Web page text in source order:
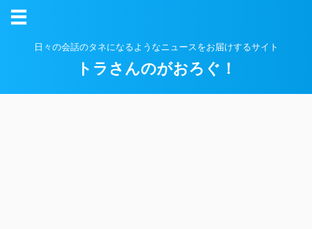
日々の会話のタネになるようなニュースをお届けするサイト
トラさんのがおろぐ！